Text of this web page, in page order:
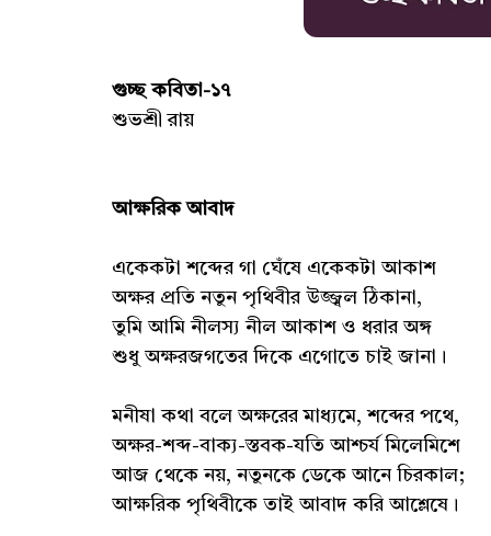
গুচ্ছ কবিতা-১৭
শুভশ্রী রায়
আক্ষরিক আবাদ
একেকটা শব্দের গা ঘেঁষে একেকটা আকাশ
অক্ষর প্রতি নতুন পৃথিবীর উজ্জ্বল ঠিকানা,
তুমি আমি নীলস্য নীল আকাশ ও ধরার অঙ্গ
শুধু অক্ষরজগতের দিকে এগোতে চাই জানা।
মনীষা কথা বলে অক্ষরের মাধ্যমে, শব্দের পথে,
অক্ষর-শব্দ-বাক্য-স্তবক-যতি আশ্চর্য মিলেমিশে
আজ থেকে নয়, নতুনকে ডেকে আনে চিরকাল;
আক্ষরিক পৃথিবীকে তাই আবাদ করি আশ্লেষে।